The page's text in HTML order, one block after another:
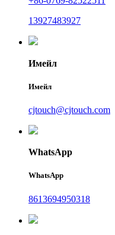
13927483927
Имейл
Имейл
cjtouch@cjtouch.com
WhatsApp
WhatsApp
8613694950318